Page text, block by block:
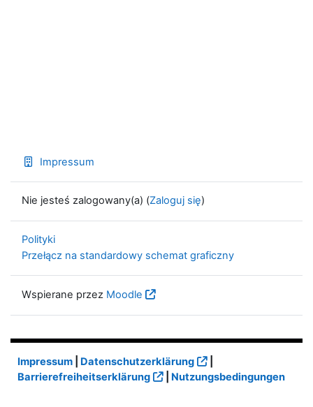
Impressum
Nie jesteś zalogowany(a) (Zaloguj się)
Polityki
Przełącz na standardowy schemat graficzny
Wspierane przez Moodle
Impressum Datenschutzerklärung
Barrierefreiheitserklärung
Nutzungsbedingungen